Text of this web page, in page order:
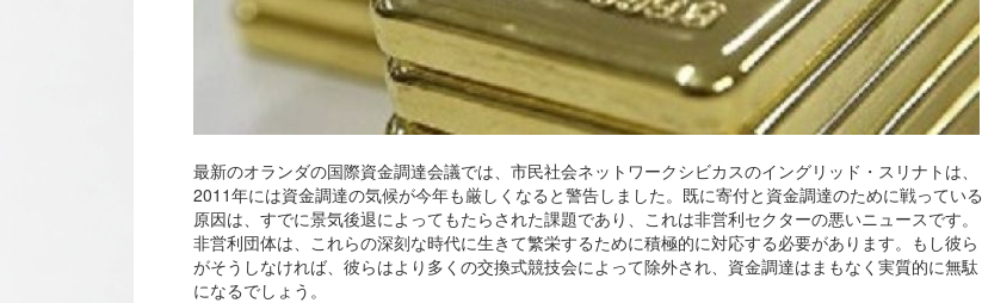
最新のオランダの国際資金調達会議では、市民社会ネットワークシビカスのイングリッド・スリナトは、
2011年には資金調達の気候が今年も厳しくなると警告しました。既に寄付と資金調達のために戦っている
原因は、すでに景気後退によってもたらされた課題であり、これは非営利セクターの悪いニュースです。
非営利団体は、これらの深刻な時代に生きて繁栄するために積極的に対応する必要があります。もし彼ら
がそうしなければ、彼らはより多くの交換式競技会によって除外され、資金調達はまもなく実質的に無駄
になるでしょう。